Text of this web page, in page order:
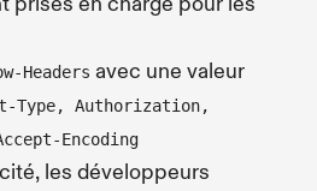
Headers avec une valeur
Type, Authorization,
Encoding
les développeurs